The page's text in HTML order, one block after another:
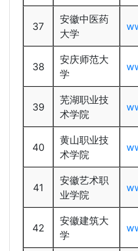
37
安徽中医药
大学
38
安庆师范大
学
39
芜湖职业技
术学院
40
黄山职业技
术学院
41
安徽艺术职
业学院
42
安徽建筑大
学